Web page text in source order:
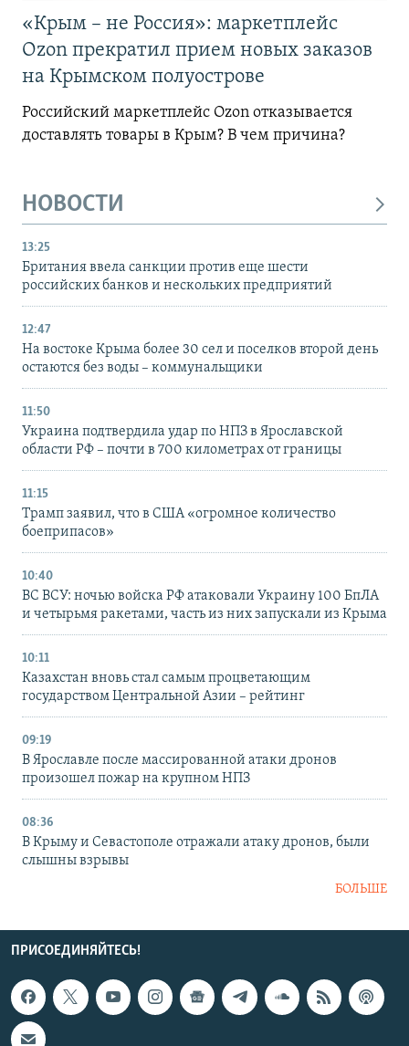
«Крым – не Россия»: маркетплейс
Ozon прекратил прием новых заказов
на Крымском полуострове
Российский маркетплейс Ozon отказывается
доставлять товары в Крым? В чем причина?
НОВОСТИ
13:25
Британия ввела санкции против еще шести
российских банков и нескольких предприятий
12:47
На востоке Крыма более 30 сел и поселков второй день
остаются без воды – коммунальщики
11:50
Украина подтвердила удар по НПЗ в Ярославской
области РФ – почти в 700 километрах от границы
11:15
Трамп заявил, что в США «огромное количество
боеприпасов»
10:40
ВС ВСУ: ночью войска РФ атаковали Украину 100 БпЛА
и четырьмя ракетами, часть из них запускали из Крыма
10:11
Казахстан вновь стал самым процветающим
государством Центральной Азии – рейтинг
09:19
В Ярославле после массированной атаки дронов
произошел пожар на крупном НПЗ
08:36
В Крыму и Севастополе отражали атаку дронов, были
слышны взрывы
БОЛЬШЕ
ПРИСОЕДИНЯЙТЕСЬ!